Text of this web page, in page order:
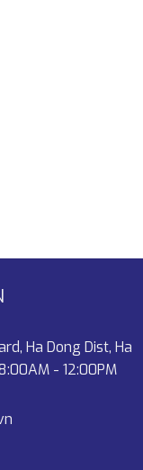
Ha Dong Dist, Ha
- 12:00PM